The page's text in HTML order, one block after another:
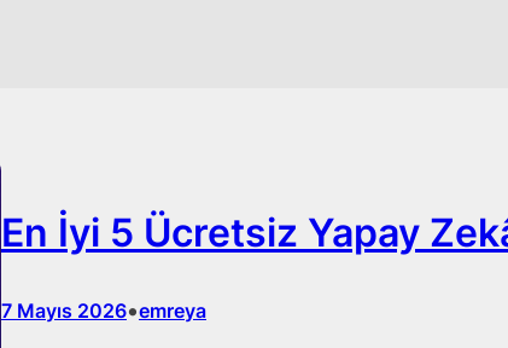
En İyi 5 Ücretsiz Yapay
7 Mayıs 2026•emreya